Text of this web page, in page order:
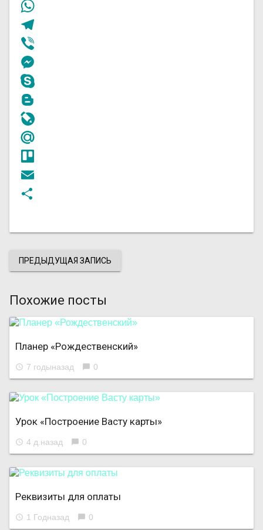
Twitter
WhatsApp
Telegram
Viber
Messenger
Skype
Blogger
LiveJournal
Mail.Ru
Trello
Email
ПРЕДЫДУЩАЯ ЗАПИСЬ
Похожие посты
Планер «Рождественский»
access_time 7 годыназад chat_bubble 0
Урок «Построение Васту карты»
access_time 4 д.назад chat_bubble 0
Реквизиты для оплаты
access_time 1 Годназад chat_bubble 0